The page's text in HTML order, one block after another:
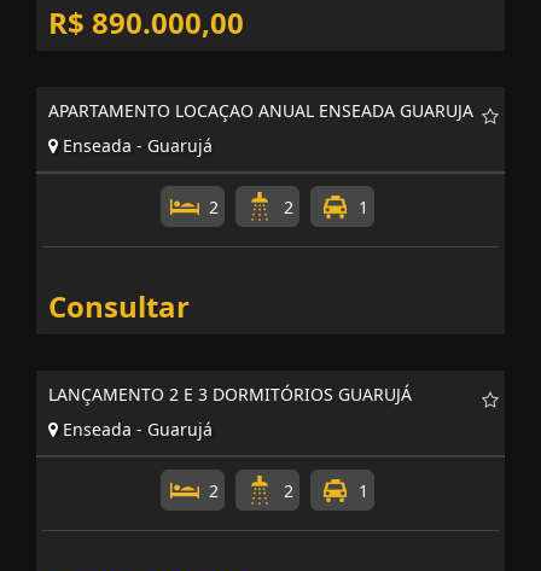
R$ 890.000,00
APARTAMENTO LOCAÇAO ANUAL ENSEADA GUARUJA
Enseada - Guarujá
2 2 1
Consultar
LANÇAMENTO 2 E 3 DORMITÓRIOS GUARUJÁ
Enseada - Guarujá
2 2 1